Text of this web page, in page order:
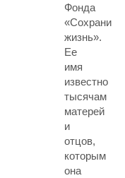
Фонда
«Сохрани
жизнь».
Ее
имя
известно
тысячам
матерей
и
отцов,
которым
она